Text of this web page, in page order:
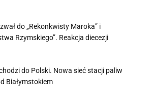
do „Rekonkwisty Maroka” i
Rzymskiego”. Reakcja diecezji
do Polski. Nowa sieć stacji paliw
Białymstokiem